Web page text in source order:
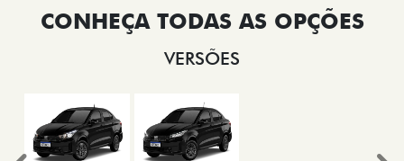
VERSÕES